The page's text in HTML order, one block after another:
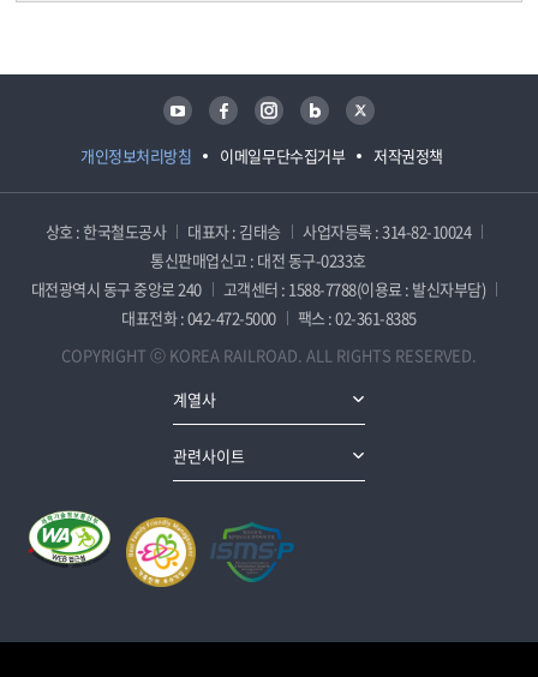
개인정보처리방침 이메일무단수집거부 저작권정책
유튜브 페이스북 인스타그램 블로그 트위터
상호 : 한국철도공사 대표자 : 김태승
사업자등록 : 314-82-10024
통신판매업신고 : 대전 동구-0233호
대전광역시 동구 중앙로 240
고객센터 : 1588-7788(이용료 : 발신자부담)
대표전화 : 042-472-5000
팩스 : 02-361-8385
COPYRIGHT ⓒ KOREA RAILROAD. ALL RIGHTS RESERVED.
계열사
관련사이트